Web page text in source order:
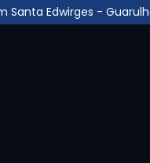
Santa Edwirges -